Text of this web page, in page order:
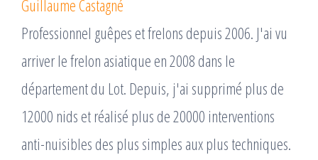
Guillaume Castagné
Professionnel guêpes et frelons depuis 2006. J'ai vu
arriver le frelon asiatique en 2008 dans le
département du Lot. Depuis, j'ai supprimé plus de
12000 nids et réalisé plus de 20000 interventions
anti-nuisibles des plus simples aux plus techniques.